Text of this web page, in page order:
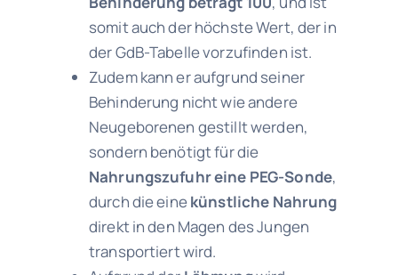
somit auch der höchste Wert, der in
der GdB-Tabelle vorzufinden ist.
Zudem kann er aufgrund seiner
Behinderung nicht wie andere
Neugeborenen gestillt werden,
sondern benötigt für die
Nahrungszufuhr eine PEG-Sonde,
durch die einekünstliche Nahrung
direkt in den Magen des Jungen
transportiert wird.